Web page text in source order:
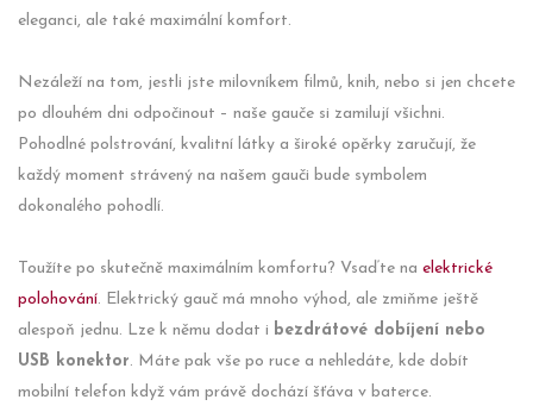
eleganci, ale také maximální komfort.
Nezáleží na tom, jestli jste milovníkem filmů, knih, nebo si jen chcete
po dlouhém dni odpočinout – naše gauče si zamilují všichni.
Pohodlné polstrování, kvalitní látky a široké opěrky zaručují, že
každý moment strávený na našem gauči bude symbolem
dokonalého pohodlí.
Toužíte po skutečně maximálním komfortu? Vsaďte na elektrické
polohování. Elektrický gauč má mnoho výhod, ale zmiňme ještě
alespoň jednu. Lze k němu dodat i bezdrátové dobíjení nebo
USB konektor. Máte pak vše po ruce a nehledáte, kde dobít
mobilní telefon když vám právě dochází šťáva v baterce.